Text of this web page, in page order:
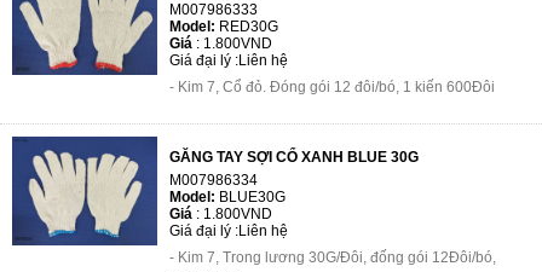
M007986333
Model: RED30G
Giá : 1.800VND
Giá đại lý :Liên hệ
- Kim 7, Cổ đỏ. Đóng gói 12 đôi/bó, 1 kiến 600Đôi
GĂNG TAY SỢI CỔ XANH BLUE 30G
M007986334
Model: BLUE30G
Giá : 1.800VND
Giá đại lý :Liên hệ
- Kim 7, Trong lương 30G/Đôi, đống gói 12Đôi/bó,